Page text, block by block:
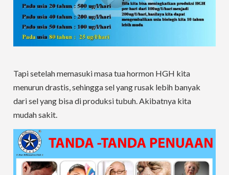
Tapi setelah memasuki masa tua hormon HGH kita
menurun drastis, sehingga sel yang rusak lebih banyak
dari sel yang bisa di produksi tubuh. Akibatnya kita
mudah sakit.